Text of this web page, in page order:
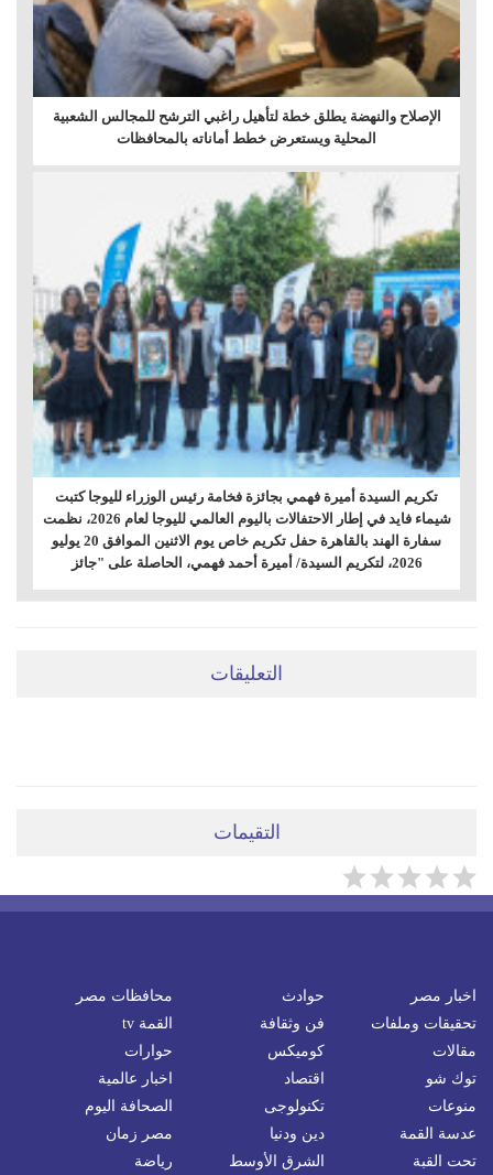
الإصلاح والنهضة يطلق خطة لتأهيل راغبي الترشح للمجالس الشعبية
المحلية ويستعرض خطط أماناته بالمحافظات
تكريم السيدة أميرة فهمي بجائزة فخامة رئيس الوزراء لليوجا كتبت
شيماء فايد في إطار الاحتفالات باليوم العالمي لليوجا لعام 2026، نظمت
سفارة الهند بالقاهرة حفل تكريم خاص يوم الاثنين الموافق 20 يوليو
2026، لتكريم السيدة/ أميرة أحمد فهمي، الحاصلة على "جائز
التعليقات
التقيمات
اخبار مصر حوادث
محافظات مصر
تحقيقات وملفات
فن وثقافة
القمة tv
مقالات
كوميكس
حوارات
توك شو
اقتصاد
اخبار عالمية
منوعات
تكنولوجى
الصحافة اليوم
عدسة القمة
دين ودنيا
مصر زمان
تحت القبة
الشرق الأوسط رياضة